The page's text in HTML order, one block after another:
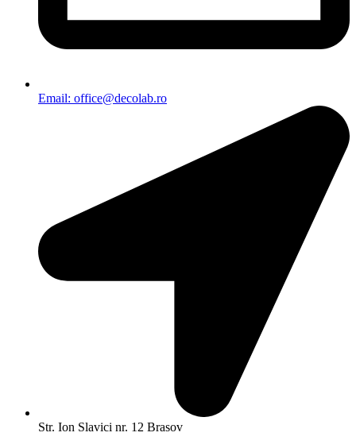
Email: office@decolab.ro
Str. Ion Slavici nr. 12 Brasov